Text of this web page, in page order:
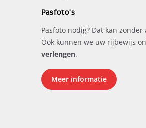
Pasfoto's
Pasfoto nodig? Dat kan zonder
Ook kunnen we uw rijbewijs
verlengen.
Meer informatie